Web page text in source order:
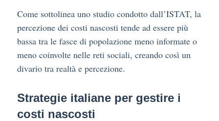
Come sottolinea uno studio condotto dall’ISTAT, la
percezione dei costi nascosti tende ad essere più
bassa tra le fasce di popolazione meno informate o
meno coinvolte nelle reti sociali, creando così un
divario tra realtà e percezione.
Strategie italiane per gestire i
costi nascosti